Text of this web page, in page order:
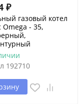
₽
газовый котел
Omega - 35,
192710